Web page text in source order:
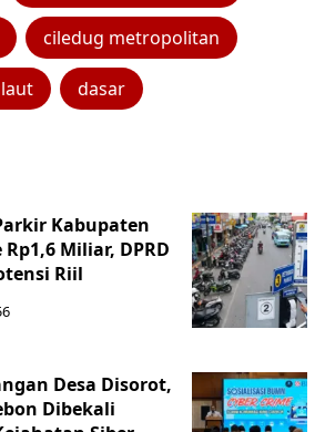
ciledug metropolitan
dasar
Kabupaten
Miliar, DPRD
Riil
Desa Disorot,
Dibekali